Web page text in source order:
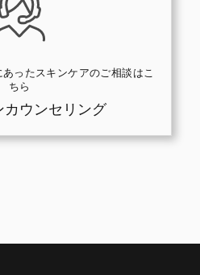
ったスキンケアのご相談はこ
ちら
カウンセリング